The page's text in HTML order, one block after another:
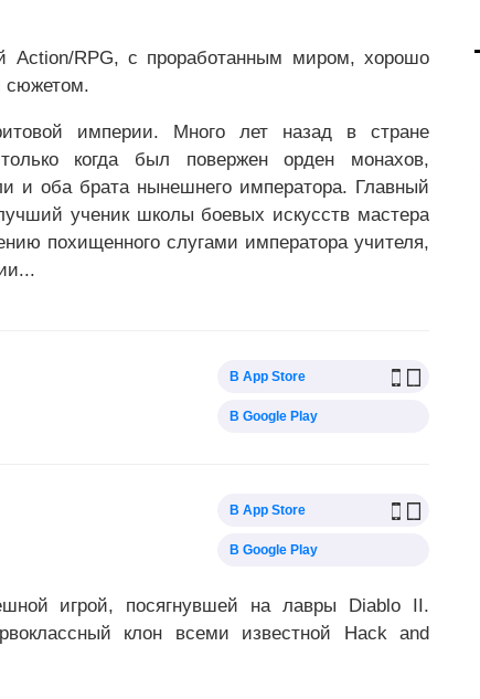
RPG, с проработанным миром, хорошо
сюжетом.
империи. Много лет назад в стране
когда был повержен орден монахов,
и оба брата нынешнего императора. Главный
ученик школы боевых искусств мастера
похищенного слугами императора учителя,
В App Store
В Google Play
В App Store
В Google Play
игрой, посягнувшей на лавры Diablo II.
клон всеми известной Hack and